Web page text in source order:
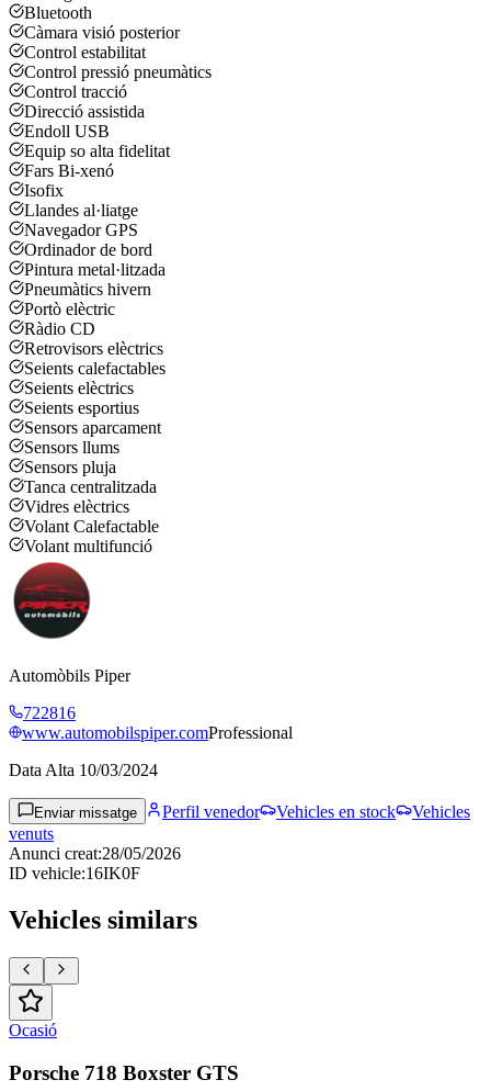
Bluetooth
Càmara visió posterior
Control estabilitat
Control pressió pneumàtics
Control tracció
Direcció assistida
Endoll USB
Equip so alta fidelitat
Fars Bi-xenó
Isofix
Llandes al·liatge
Navegador GPS
Ordinador de bord
Pintura metal·litzada
Pneumàtics hivern
Portò elèctric
Ràdio CD
Retrovisors elèctrics
Seients calefactables
Seients elèctrics
Seients esportius
Sensors aparcament
Sensors llums
Sensors pluja
Tanca centralitzada
Vidres elèctrics
Volant Calefactable
Volant multifunció
Automòbils Piper
722816
www.automobilspiper.comProfessional
Data Alta 10/03/2024
Enviar missatge Perfil venedor Vehicles en stock
Vehicles
venuts
Anunci creat:28/05/2026
ID vehicle:16IK0F
Vehicles similars
Ocasió
Porsche 718 Boxster GTS